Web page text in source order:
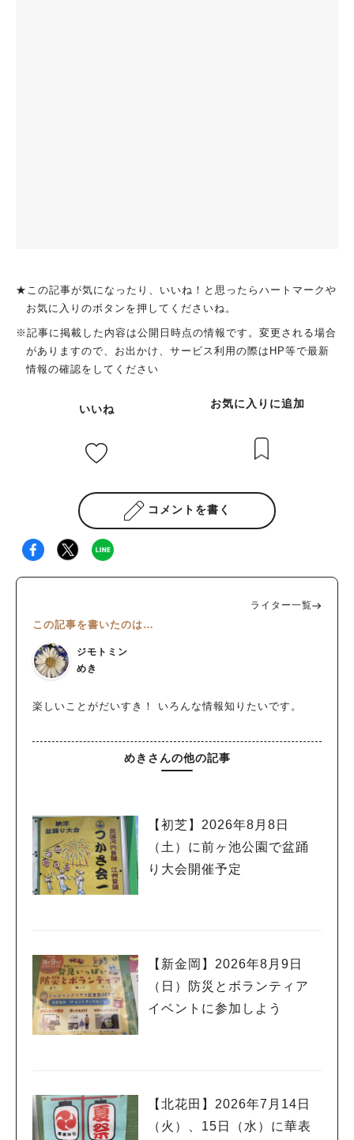
★この記事が気になったり、いいね！と思ったらハートマークや
お気に入りのボタンを押してくださいね。
※記事に掲載した内容は公開日時点の情報です。変更される場合
がありますので、お出かけ、サービス利用の際はHP等で最新
情報の確認をしてください
いいね お気に入りに追加
コメントを書く
ライター一覧
この記事を書いたのは…
ジモトミン
めき
楽しいことがだいすき！ いろんな情報知りたいです。
めきさんの他の記事
【初芝】2026年8月8日
（土）に前ヶ池公園で盆踊
り大会開催予定
【新金岡】2026年8月9日
（日）防災とボランティア
イベントに参加しよう
【北花田】2026年7月14日
（火）、15日（水）に華表